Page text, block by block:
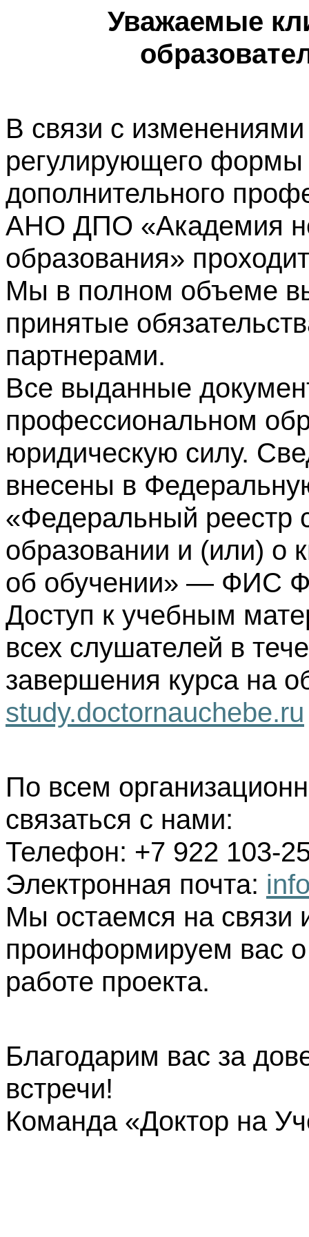
Уважаемые
В связи с изменениями
регулирующего формы
дополнительного
АНО ДПО «Академия
образования»
Мы в полном объеме
принятые
партнерами.
Все выданные
профессиональном
юридическую силу.
внесены в
«Федеральный реестр
образовании и (или) о
об обучении» — ФИС
Доступ к учебным
всех слушателей в
завершения курса на
study.doctornauchebe.ru
По всем
связаться с нами:
Телефон: +7 922 103-
Электронная почта:
Мы остаемся на связи
проинформируем вас
работе проекта.
Благодарим вас за
встречи!
Команда «Доктор на